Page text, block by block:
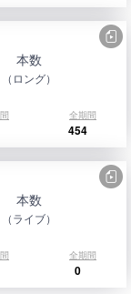
本数
（ロング）
全期間
454
本数
（ライブ）
全期間
0